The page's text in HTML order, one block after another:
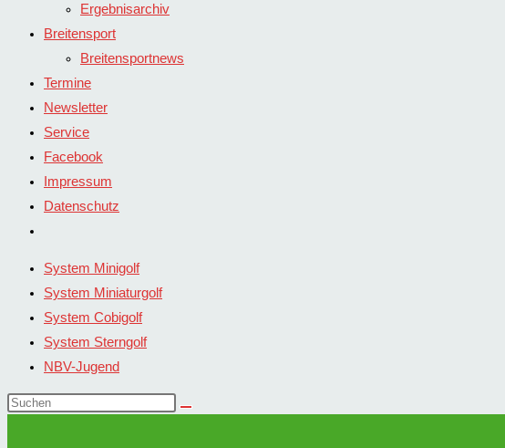
Ergebnisarchiv
Breitensport
Breitensportnews
Termine
Newsletter
Service
Facebook
Impressum
Datenschutz
umschalten
System Minigolf
System Miniaturgolf
System Cobigolf
System Sterngolf
NBV-Jugend